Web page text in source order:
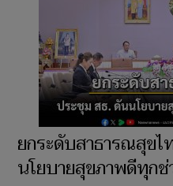
ยกระดับสาธารณสุข
นโยบายสุขภาพดีทุก